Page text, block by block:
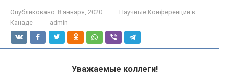
Опубликовано: 8 января, 2020
Научные Конференции в
Канаде
admin
Уважаемые коллеги!